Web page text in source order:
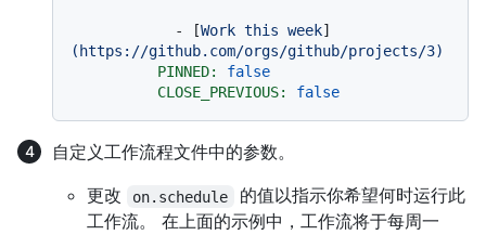
- [Work this week]
(https://github.com/orgs/github/projects/3)
PINNED:
false
CLOSE_PREVIOUS:
false
自定义工作流程文件中的参数。
更改
on.schedule
的值以指示你希望何时运行此
工作流。 在上面的示例中，工作流将于每周一